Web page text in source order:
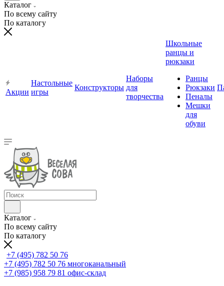
Каталог
По всему сайту
По каталогу
Акции
Настольные
игры
Конструкторы
Наборы
для
творчества
Школьные
ранцы и
рюкзаки
Ранцы
Рюкзаки
Пеналы
Мешки
для
обуви
Каталог
По всему сайту
По каталогу
+7 (495) 782 50 76
+7 (495) 782 50 76 многоканальный
+7 (985) 958 79 81 офис-склад